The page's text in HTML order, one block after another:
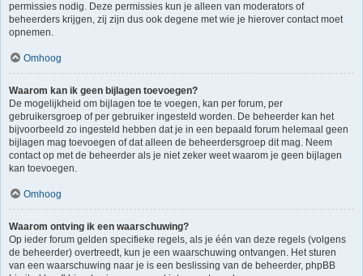
permissies nodig. Deze permissies kun je alleen van moderators of
beheerders krijgen, zij zijn dus ook degene met wie je hierover contact moet
opnemen.
Omhoog
Waarom kan ik geen bijlagen toevoegen?
De mogelijkheid om bijlagen toe te voegen, kan per forum, per
gebruikersgroep of per gebruiker ingesteld worden. De beheerder kan het
bijvoorbeeld zo ingesteld hebben dat je in een bepaald forum helemaal geen
bijlagen mag toevoegen of dat alleen de beheerdersgroep dit mag. Neem
contact op met de beheerder als je niet zeker weet waarom je geen bijlagen
kan toevoegen.
Omhoog
Waarom ontving ik een waarschuwing?
Op ieder forum gelden specifieke regels, als je één van deze regels (volgens
de beheerder) overtreedt, kun je een waarschuwing ontvangen. Het sturen
van een waarschuwing naar je is een beslissing van de beheerder, phpBB